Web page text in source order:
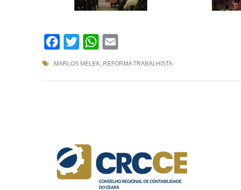
Facebook
TwitterWhatsApp
MARLOS MELEK, REFORMA TRABALHISTA